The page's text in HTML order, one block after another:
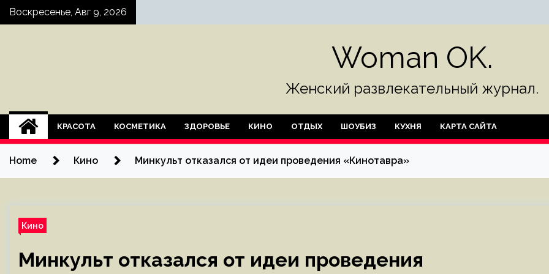
SkipВоскресенье, Авг 9, 2026
Woman OK.
Женский развлекательный журнал.
КРАСОТА КОСМЕТИКА ЗДОРОВЬЕ КИНО ОТДЫХ ШОУБИЗ КУХНЯ КАРТА САЙТА
Home Кино Минкульт отказался от идеи проведения «Кинотавра»
Кино
Минкульт отказался от идеи проведения